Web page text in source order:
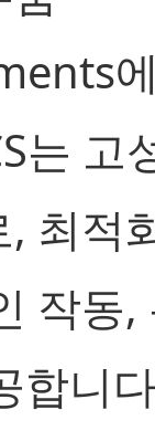
는 고
최적
작동
합니